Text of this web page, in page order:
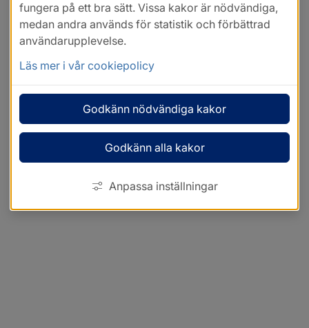
fungera på ett bra sätt. Vissa kakor är nödvändiga,
medan andra används för statistik och förbättrad
användarupplevelse.
Läs mer i vår cookiepolicy
Godkänn nödvändiga kakor
Godkänn alla kakor
Anpassa inställningar